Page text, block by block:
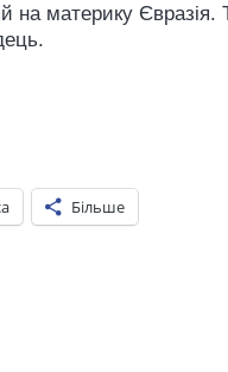
материку Євразія.
Більше